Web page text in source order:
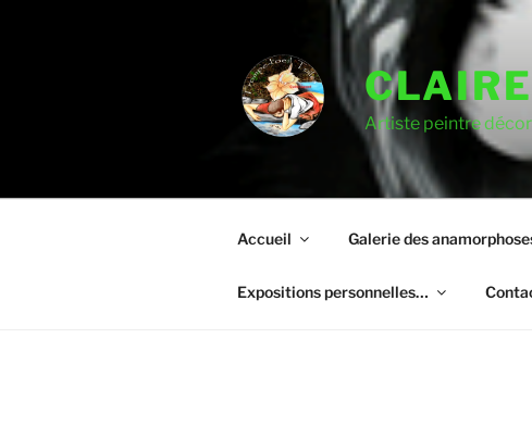
Artiste peintre
Accueil Galerie des
Expositions personnelles…